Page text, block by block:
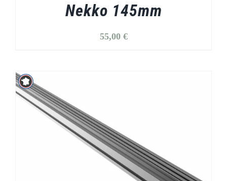
Nekko 145mm
55,00 €